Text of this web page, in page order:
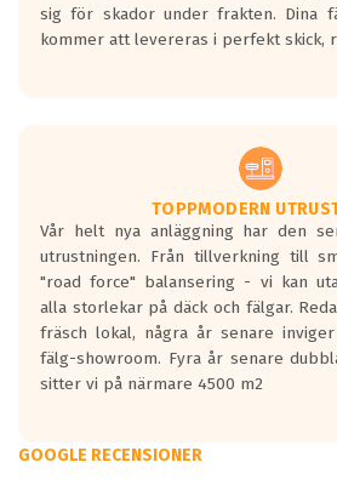
sig för skador under frakten. Dina
kommer att levereras i perfekt skick,
TOPPMODERN
Vår helt nya anläggning har den
utrustningen. Från tillverkning till
"road force" balansering - vi kan
alla storlekar på däck och fälgar.
fräsch lokal, några år senare
fälg-showroom. Fyra år senare
sitter vi på närmare 4500 m2
GOOGLE RECENSIONER